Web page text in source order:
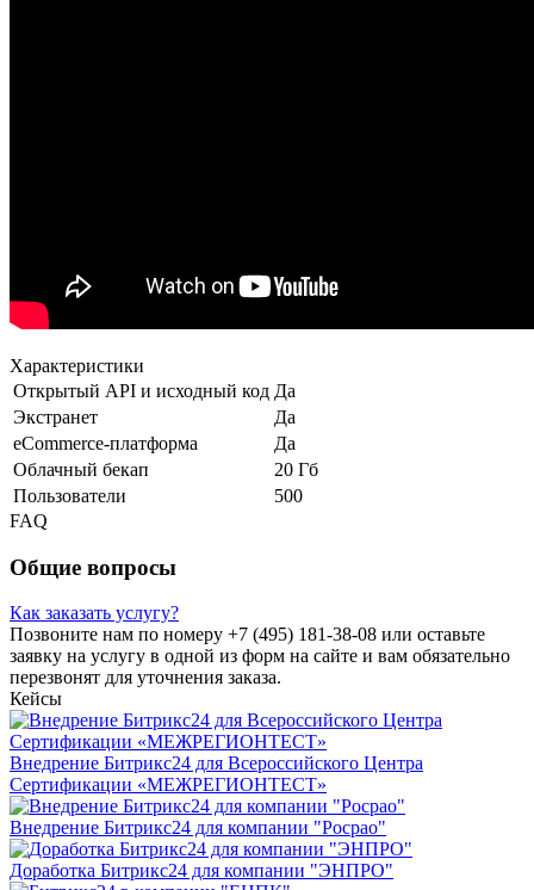
Характеристики
Открытый API и исходный код Да
Экстранет
Да
eCommerce-платформа
Да
Облачный бекап
20 Гб
Пользователи
500
FAQ
Общие вопросы
Как заказать услугу?
Позвоните нам по номеру +7 (495) 181-38-08 или оставьте
заявку на услугу в одной из форм на сайте и вам обязательно
перезвонят для уточнения заказа.
Кейсы
Внедрение Битрикс24 для Всероссийского Центра
Сертификации «МЕЖРЕГИОНТЕСТ»
Внедрение Битрикс24 для компании "Росрао"
Доработка Битрикс24 для компании "ЭНПРО"